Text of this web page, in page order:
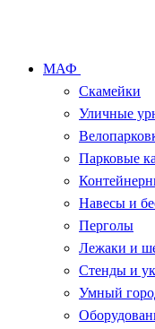
МАФ
Скамейки
Уличные
Парковые
Навесы и
Перголы
Лежаки и
Стенды и
Умный